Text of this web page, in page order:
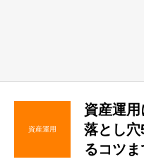
資産運用
資産運用
落とし
るコツ